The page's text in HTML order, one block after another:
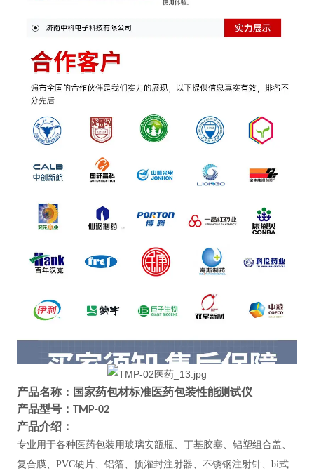
产品名称： 国家药包材标准医药包装性能测试仪
产品型号： TMP-02
产品介绍：
专业用于各种医药包装用玻璃安瓿瓶、丁基胶塞、铝塑组合盖、
复合膜、 PVC硬片、铝箔、预灌封注射器、不锈钢注射针、bi式